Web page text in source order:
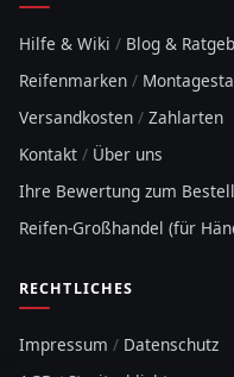
Hilfe & Wiki / Blog &
Reifenmarken /
Versandkosten / Zahlarten
Kontakt / Über uns
Ihre Bewertung zum
Reifen-Großhandel (für
RECHTLICHES
Impressum / Datenschutz